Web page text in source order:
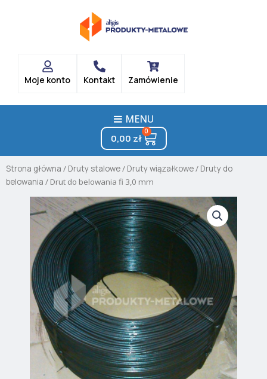
Moje konto Kontakt Zamówienie
MENU
0,00 zł
0
Cart
Strona główna / Druty stalowe/ Druty wiązałkowe/ Druty do
belowania / Drut do belowania fi 3,0 mm